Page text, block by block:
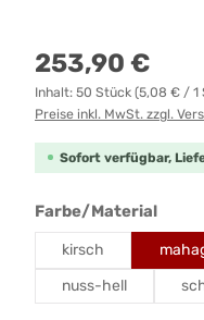
Regulärer Preis:
253,90 €
Inhalt: 50 Stück (5,08 € / 1
Preise inkl. MwSt. zzgl.
Sofort verfügbar,
Farbe/Material
kirsch
nuss-hell